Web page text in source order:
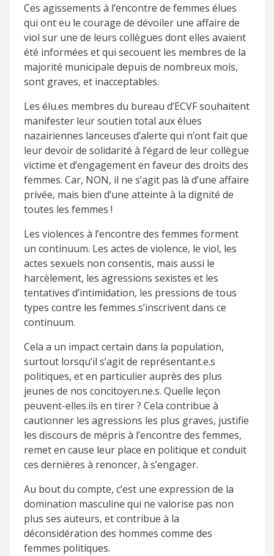
Ces agissements à l’encontre de femmes élues
qui ont eu le courage de dévoiler une affaire de
viol sur une de leurs collègues dont elles avaient
été informées et qui secouent les membres de la
majorité municipale depuis de nombreux mois,
sont graves, et inacceptables.
Les élu.es membres du bureau d’ECVF souhaitent
manifester leur soutien total aux élues
nazairiennes lanceuses d’alerte qui n’ont fait que
leur devoir de solidarité à l’égard de leur collègue
victime et d’engagement en faveur des droits des
femmes. Car, NON, il ne s’agit pas là d’une affaire
privée, mais bien d’une atteinte à la dignité de
toutes les femmes !
Les violences à l’encontre des femmes forment
un continuum. Les actes de violence, le viol, les
actes sexuels non consentis, mais aussi le
harcèlement, les agressions sexistes et les
tentatives d’intimidation, les pressions de tous
types contre les femmes s’inscrivent dans ce
continuum.
Cela a un impact certain dans la population,
surtout lorsqu’il s’agit de représentant.e.s
politiques, et en particulier auprès des plus
jeunes de nos concitoyen.ne.s. Quelle leçon
peuvent-elles.ils en tirer ? Cela contribue à
cautionner les agressions les plus graves, justifie
les discours de mépris à l’encontre des femmes,
remet en cause leur place en politique et conduit
ces dernières à renoncer, à s’engager.
Au bout du compte, c’est une expression de la
domination masculine qui ne valorise pas non
plus ses auteurs, et contribue à la
déconsidération des hommes comme des
femmes politiques.